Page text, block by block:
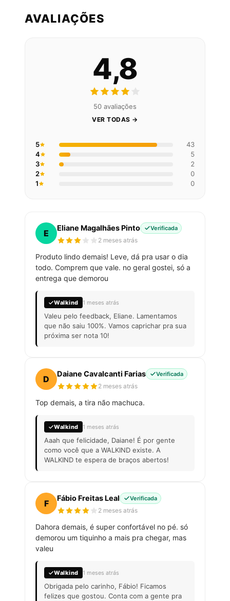
AVALIAÇÕES
4,8
50 avaliações
VER TODAS →
5
43
4
5
3
2
2
0
1
0
E
Eliane Magalhães Pinto Verificada
2 meses atrás
Produto lindo demais! Leve, dá pra usar o dia
todo. Comprem que vale. no geral gostei, só a
entrega que demorou
Walkind 1 meses atrás
Valeu pelo feedback, Eliane. Lamentamos
que não saiu 100%. Vamos caprichar pra sua
próxima ser nota 10!
D
Daiane Cavalcanti Farias Verificada
2 meses atrás
Top demais, a tira não machuca.
Walkind 1 meses atrás
Aaah que felicidade, Daiane! É por gente
como você que a WALKIND existe. A
WALKIND te espera de braços abertos!
F
Fábio Freitas Leal Verificada
2 meses atrás
Dahora demais, é super confortável no pé. só
demorou um tiquinho a mais pra chegar, mas
valeu
Walkind 1 meses atrás
Obrigada pelo carinho, Fábio! Ficamos
felizes que gostou. Conta com a gente pra